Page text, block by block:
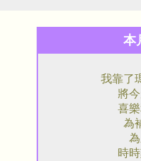
本
我靠了
將
喜
為
時